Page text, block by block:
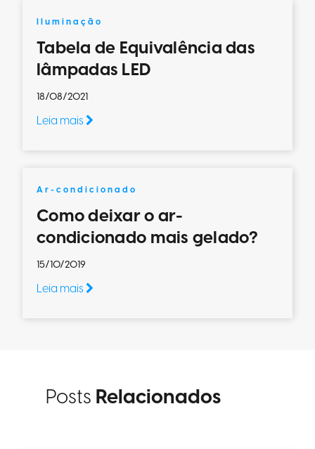
Iluminação
Tabela de Equivalência das
lâmpadas LED
18/08/2021
Leia mais
Ar-condicionado
Como deixar o ar-
condicionado mais gelado?
15/10/2019
Leia mais
Posts Relacionados